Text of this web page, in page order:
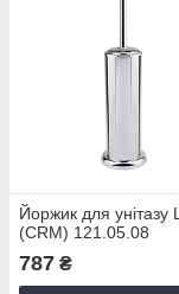
Йоржик для унітазу
(CRM) 121.05.08
787 ₴